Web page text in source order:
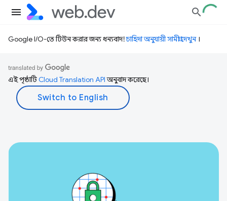
Google I/O-তে টিউন করার জন্য ধন্যবাদ!চাহিদা অনুযায়ী সামগ্রী দেখুন।
এই পৃষ্ঠাটিCloud Translation APIঅনুবাদ করেছে।